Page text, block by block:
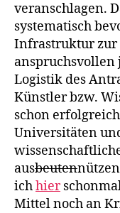
veranschlagen.
systematisch
Infrastruktur zur
Logistik des
Künstler bzw.
schon
Universitäten
ausbeuten
ichhier
Mittel noch an